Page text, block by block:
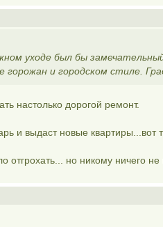
уходе был бы
и городском стиле.
настолько дорогой ремонт.
и выдаст новые квартиры...вот
но никому ничего не